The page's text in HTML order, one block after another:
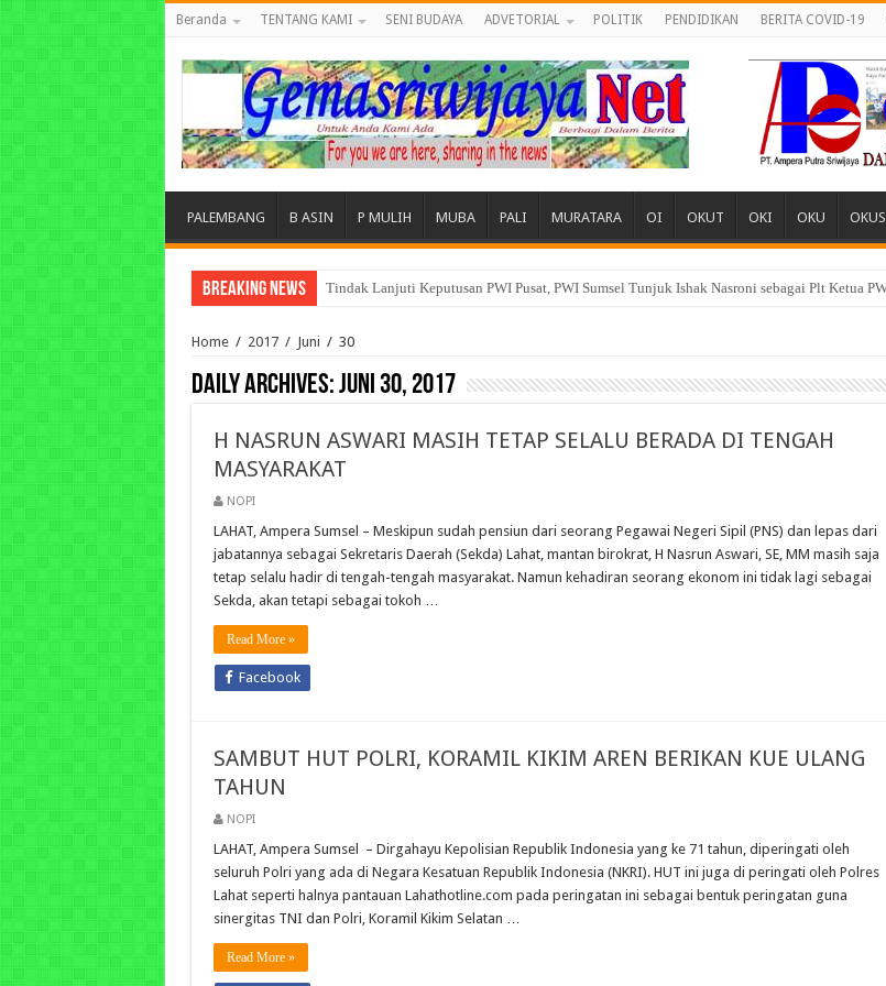
Beranda TENTANG KAMI SENI BUDAYA ADVETORIAL POLITIK PENDIDIKAN BERITA COVID-19
PALEMBANG B ASIN P MULIH MUBA PALI MURATARA OI OKUT OKI OKU OKUS
Breaking News Tuntut Akuntabilitas Dana Desa, Pemuda dan Tokoh Sukamerindu Desak APH Turun Tangan
Home / 2017 / Juni / 30
Daily Archives:Juni 30, 2017
H NASRUN ASWARI MASIH TETAP SELALU BERADA DI TENGAH
MASYARAKAT
NOPI
LAHAT, Ampera Sumsel – Meskipun sudah pensiun dari seorang Pegawai Negeri Sipil (PNS) dan lepas dari
jabatannya sebagai Sekretaris Daerah (Sekda) Lahat, mantan birokrat, H Nasrun Aswari, SE, MM masih saja
tetap selalu hadir di tengah-tengah masyarakat. Namun kehadiran seorang ekonom ini tidak lagi sebagai
Sekda, akan tetapi sebagai tokoh …
Read More »
Facebook
SAMBUT HUT POLRI, KORAMIL KIKIM AREN BERIKAN KUE ULANG
TAHUN
NOPI
LAHAT, Ampera Sumsel – Dirgahayu Kepolisian Republik Indonesia yang ke 71 tahun, diperingati oleh
seluruh Polri yang ada di Negara Kesatuan Republik Indonesia (NKRI). HUT ini juga di peringati oleh Polres
Lahat seperti halnya pantauan Lahathotline.com pada peringatan ini sebagai bentuk peringatan guna
sinergitas TNI dan Polri, Koramil Kikim Selatan …
Read More »